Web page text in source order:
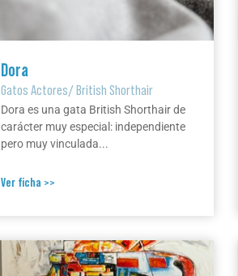
Dora
Gatos Actores/British Shorthair
Dora es una gata British Shorthair de
carácter muy especial: independiente
pero muy vinculada...
Ver ficha >>